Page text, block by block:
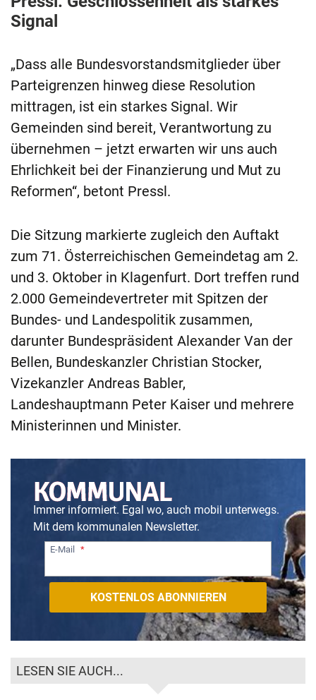
Signal
„Dass alle Bundesvorstandsmitglieder über
Parteigrenzen hinweg diese Resolution
mittragen, ist ein starkes Signal. Wir
Gemeinden sind bereit, Verantwortung zu
übernehmen – jetzt erwarten wir uns auch
Ehrlichkeit bei der Finanzierung und Mut zu
Reformen“, betont Pressl.
Die Sitzung markierte zugleich den Auftakt
zum 71. Österreichischen Gemeindetag am 2.
und 3. Oktober in Klagenfurt. Dort treffen rund
2.000 Gemeindevertreter mit Spitzen der
Bundes- und Landespolitik zusammen,
darunter Bundespräsident Alexander Van der
Bellen, Bundeskanzler Christian Stocker,
Vizekanzler Andreas Babler,
Landeshauptmann Peter Kaiser und mehrere
Ministerinnen und Minister.
Immer informiert. Egal wo, auch mobil unterwegs.
Mit dem kommunalen Newsletter.
E-Mail
LESEN SIE AUCH...